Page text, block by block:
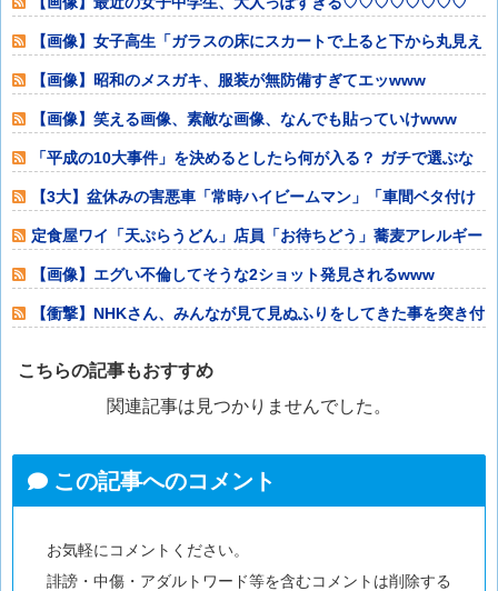
【画像】女子高生「ガラスの床にスカートで上ると下から丸見え
だねwww」ﾊ
【画像】昭和のメスガキ、服装が無防備すぎてエッwww
【画像】笑える画像、素敵な画像、なんでも貼っていけwww
「平成の10大事件」を決めるとしたら何が入る？ ガチで選ぶな
らこれだろ
【3大】盆休みの害悪車「常時ハイビームマン」「車間ベタ付け
マン」「法定速
定食屋ワイ「天ぷらうどん」店員「お待ちどう」蕎麦アレルギー
ワイ「これそば
【画像】エグい不倫してそうな2ショット発見されるwww
【衝撃】NHKさん、みんなが見て見ぬふりをしてきた事を突き付
こちらの記事もおすすめ
関連記事は見つかりませんでした。
この記事へのコメント
お気軽にコメントください。
誹謗・中傷・アダルトワード等を含むコメントは削除する